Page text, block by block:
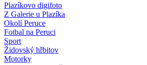
Plazíkovo digifoto
Z Galerie u Plazíka
Okolí Peruce
Fotbal na Peruci
Sport
Židovský hřbitov
Motorky